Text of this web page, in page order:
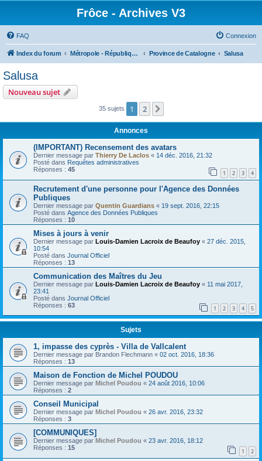
Frôce - Archives V3
FAQ Connexion
Index du forum Métropole - République Frôceuse Province de Catalogne Salusa
Salusa
Nouveau sujet
35 sujets 1 2
Annonces
(IMPORTANT) Recensement des avatars
Dernier message par Thierry De Laclos « 14 déc. 2016, 21:32
Posté dans Requêtes administratives
Réponses : 45 1 2 3 4
Recrutement d'une personne pour l'Agence des Données
Publiques
Dernier message par Quentin Guardians « 19 sept. 2016, 22:15
Posté dans Agence des Données Publiques
Réponses : 10
Mises à jours à venir
Dernier message par Louis-Damien Lacroix de Beaufoy « 27 déc. 2015,
10:54
Posté dans Journal Officiel
Réponses : 13
Communication des Maîtres du Jeu
Dernier message par Louis-Damien Lacroix de Beaufoy « 11 mai 2017,
23:41
Posté dans Journal Officiel
Réponses : 63 1 2 3 4 5
Sujets
1, impasse des cyprès - Villa de Vallcalent
Dernier message par Brandon Flechmann « 02 oct. 2016, 18:36
Réponses : 13
Maison de Fonction de Michel POUDOU
Dernier message par Michel Poudou « 24 août 2016, 10:06
Réponses : 2
Conseil Municipal
Dernier message par Michel Poudou « 26 avr. 2016, 23:32
Réponses : 3
[COMMUNIQUES]
Dernier message par Michel Poudou « 23 avr. 2016, 18:12
Réponses : 15 1 2